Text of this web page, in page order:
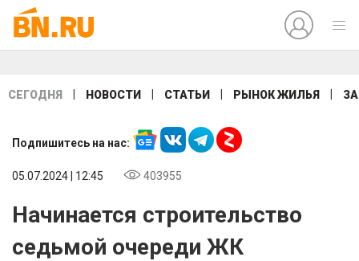
СЕГОДНЯ НОВОСТИ СТАТЬИ РЫНОК ЖИЛЬЯ
Подпишитесь на нас:
05.07.2024 | 12:45 403955
Начинается строительство
седьмой очереди ЖК